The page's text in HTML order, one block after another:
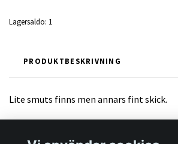
Lagersaldo: 1
PRODUKTBESKRIVNING
Lite smuts finns men annars fint skick.